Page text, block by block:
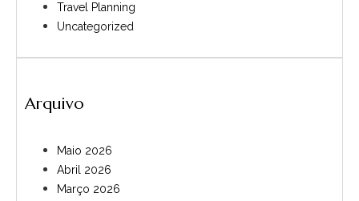
Travel Planning
Uncategorized
Arquivo
Maio 2026
Abril 2026
Março 2026